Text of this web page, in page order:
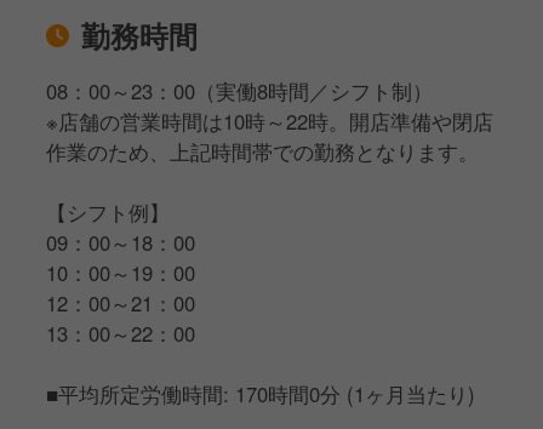
勤務時間
08：00～23：00（実働8時間／シフト制）
※店舗の営業時間は10時～22時。開店準備や閉店
作業のため、上記時間帯での勤務となります。
【シフト例】
09：00～18：00
10：00～19：00
12：00～21：00
13：00～22：00
■平均所定労働時間: 170時間0分 (1ヶ月当たり)